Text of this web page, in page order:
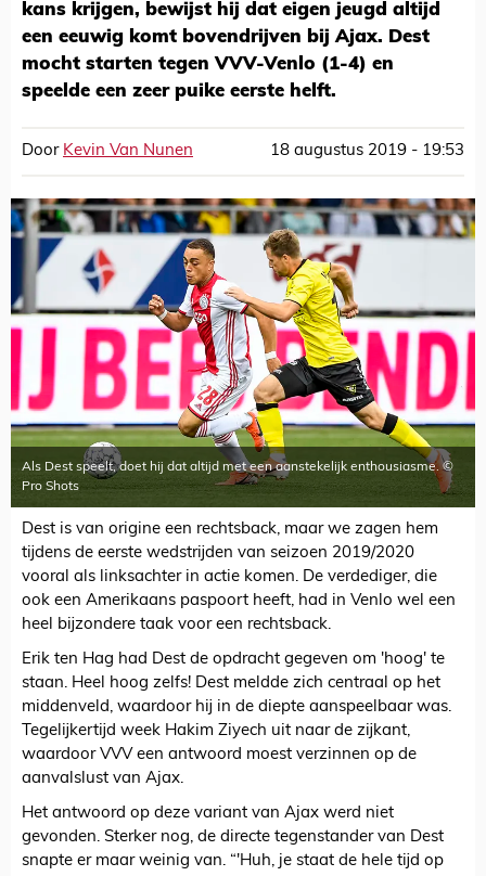
kans krijgen, bewijst hij dat eigen jeugd altijd
een eeuwig komt bovendrijven bij Ajax. Dest
mocht starten tegen VVV-Venlo (1-4) en
speelde een zeer puike eerste helft.
Door Kevin Van Nunen 18 augustus 2019 - 19:53
Als Dest speelt, doet hij dat altijd met een aanstekelijk enthousiasme. ©
Pro Shots
Dest is van origine een rechtsback, maar we zagen hem
tijdens de eerste wedstrijden van seizoen 2019/2020
vooral als linksachter in actie komen. De verdediger, die
ook een Amerikaans paspoort heeft, had in Venlo wel een
heel bijzondere taak voor een rechtsback.
Erik ten Hag had Dest de opdracht gegeven om 'hoog' te
staan. Heel hoog zelfs! Dest meldde zich centraal op het
middenveld, waardoor hij in de diepte aanspeelbaar was.
Tegelijkertijd week Hakim Ziyech uit naar de zijkant,
waardoor VVV een antwoord moest verzinnen op de
aanvalslust van Ajax.
Het antwoord op deze variant van Ajax werd niet
gevonden. Sterker nog, de directe tegenstander van Dest
snapte er maar weinig van. “'Huh, je staat de hele tijd op